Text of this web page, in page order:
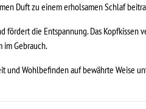
Duft zu einem erholsamen Schlaf
die Entspannung. Das
im Gebrauch.
und Wohlbefinden auf bewährte Weise